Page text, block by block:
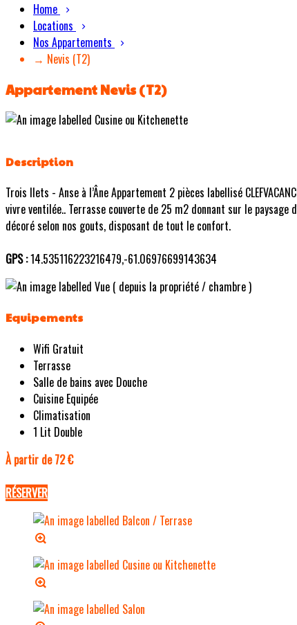
Home
Locations
Nos Appartements
→ Nevis (T2)
Appartement Nevis (T2)
Description
Trois Ilets - Anse à l’Âne Appartement 2 pièces labellisé
vivre ventilée.. Terrasse couverte de 25 m2 donnant sur le
décoré selon nos gouts, disposant de tout le confort.
GPS :14.535116223216479,-61.06976699143634
Equipements
Wifi Gratuit
Terrasse
Salle de bains avec Douche
Cuisine Equipée
Climatisation
1 Lit Double
À partir de 72 €
RÉSERVER